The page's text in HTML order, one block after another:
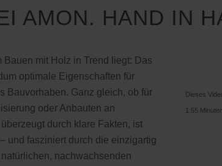
AMON. HAND IN
Bauen mit Holz in Trend liegt: Das
optimale Eigenschaften für
Bauvorhaben. Ganz gleich, ob für
oder Anbauten an
durch klare Fakten, ist
und fasziniert durch die einzigartig
nachwachsenden
Dieses
1:55 Minuten